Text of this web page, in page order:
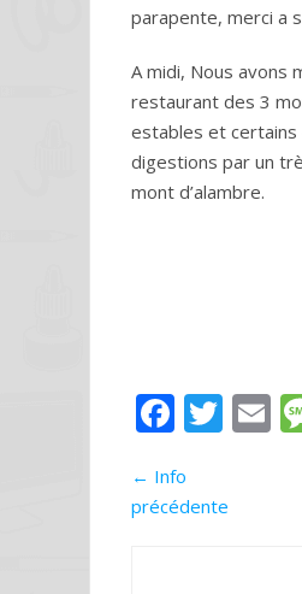
parapente, merci a
A midi, Nous avons
restaurant des 3
estables et certains
digestions par un
mont d’alambre.
F
e
b
T
itt
er
E
← Info
précédente